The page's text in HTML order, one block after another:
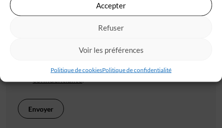
Accepter
Refuser
Voir les préférences
Politique de cookiesPolitique de confidentialité
J'accepte de recevoir les offres d'IGC
Je valide avoir pris connaissance de lapolitique de
confidentialité.